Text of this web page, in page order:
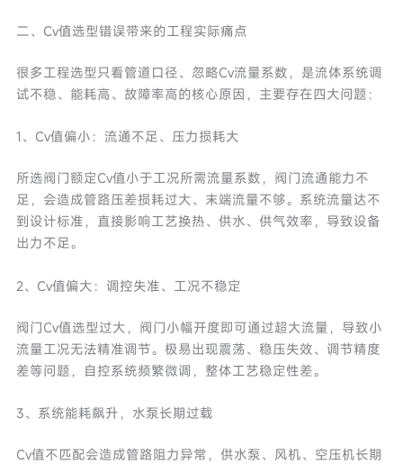
二、Cv值选型错误带来的工程实际痛点
很多工程选型只看管道口径、忽略Cv流量系数，是流体系统调
试不稳、能耗高、故障率高的核心原因，主要存在四大问题：
1、Cv值偏小：流通不足、压力损耗大
所选阀门额定Cv值小于工况所需流量系数，阀门流通能力不
足，会造成管路压差损耗过大、末端流量不够。系统流量达不
到设计标准，直接影响工艺换热、供水、供气效率，导致设备
出力不足。
2、Cv值偏大：调控失准、工况不稳定
阀门Cv值选型过大，阀门小幅开度即可通过超大流量，导致小
流量工况无法精准调节。极易出现震荡、稳压失效、调节精度
差等问题，自控系统频繁微调，整体工艺稳定性差。
3、系统能耗飙升，水泵长期过载
Cv值不匹配会造成管路阻力异常，供水泵、风机、空压机长期